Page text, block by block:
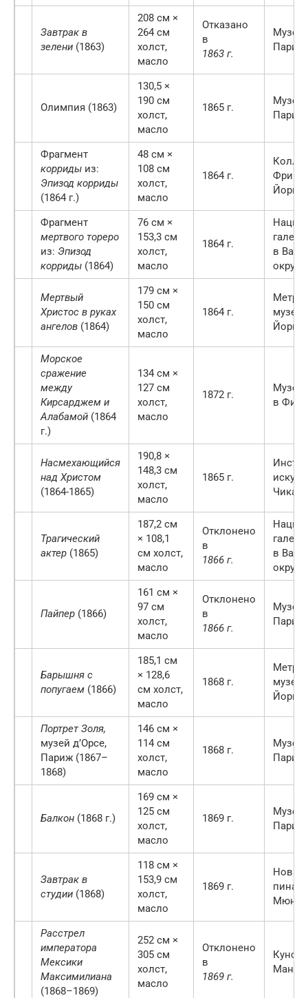
Завтрак в
зелени (1863)
208 см ×
264 см
холст,
масло
Отказано
в
1863 г.
Музей
Олимпия (1863)
130,5 ×
190 см
холст,
масло
1865 г.
Музей
Фрагмент
корриды из:
Эпизод корриды
(1864 г.)
48 см ×
108 см
холст,
масло
1864 г.
Фрика
Йорке
Фрагмент
мертвого тореро
из: Эпизод
корриды (1864)
76 см ×
153,3 см
холст,
масло
1864 г.
в
округ
Мертвый
Христос в руках
ангелов (1864)
179 см ×
150 см
холст,
масло
1864 г.
музей
Йорке
Морское
сражение
между
Кирсарджем и
Алабамой (1864
г.)
134 см ×
127 см
холст,
масло
1872 г.
Музей
в
Насмехающийся
над Христом
(1864-1865)
190,8 ×
148,3 см
холст,
масло
1865 г.
Чикаго
Трагический
актер (1865)
187,2 см
× 108,1
см холст,
масло
Отклонено
в
1866 г.
в
округ
Пайпер (1866)
161 см ×
97 см
холст,
масло
Отклонено
в
1866 г.
Музей
Барышня с
попугаем (1866)
185,1 см
× 128,6
см холст,
масло
1868 г.
музей
Йорке
Портрет Золя,
музей д’Орсе,
Париж (1867–
1868)
146 см ×
114 см
холст,
масло
1868 г.
Музей
Балкон (1868 г.)
169 см ×
125 см
холст,
масло
1869 г.
Музей
Завтрак в
студии (1868)
118 см ×
153,9 см
холст,
масло
1869 г.
Новая
Расстрел
императора
Мексики
Максимилиана
(1868–1869)
252 см ×
305 см
холст,
масло
Отклонено
в
1869 г.